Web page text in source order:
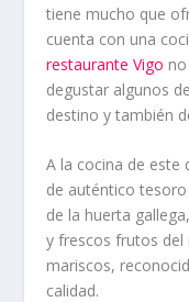
tiene mucho que
cuenta con una
restaurante Vigo
degustar algunos
destino y también
A la cocina de
de auténtico
de la huerta
y frescos frutos
mariscos,
calidad.